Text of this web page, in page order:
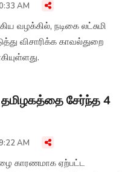
AM
வழக்கில், நடிகை லட்சுமி
விசாரிக்க காவல்துறை
சேர்ந்த 4
AM
காரணமாக ஏற்பட்ட